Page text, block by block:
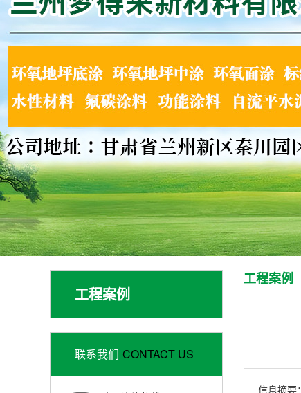
工程案例
联系我们 CONTACT US
工程案例
信息摘要：